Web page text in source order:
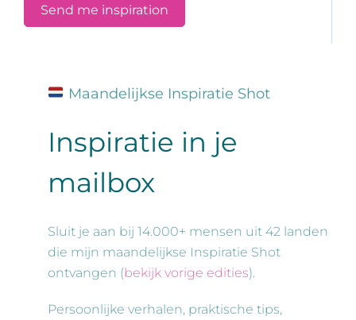
Maandelijkse Inspiratie Shot
Inspiratie in je
mailbox
Sluit je aan bij 14.000+ mensen uit 42 landen
die mijn maandelijkse Inspiratie Shot
ontvangen (bekijk vorige edities).
Persoonlijke verhalen, praktische tips,